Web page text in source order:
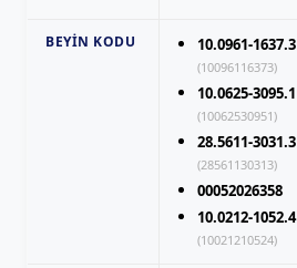
BEYIN KODU 10.0961-1637.3
(10096116373)
10.0625-3095.1
(10062530951)
28.5611-3031.3
(28561130313)
00052026358
10.0212-1052.4
(10021210524)